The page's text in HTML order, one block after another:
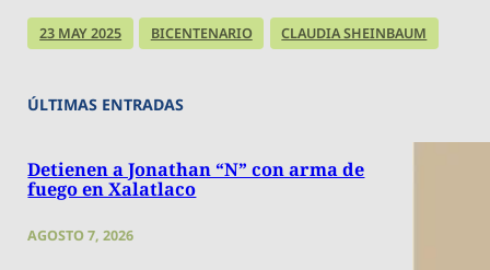
23 MAY 2025 BICENTENARIO CLAUDIA SHEINBAUM
ÚLTIMAS ENTRADAS
Detienen a Jonathan “N” con arma de
fuego en Xalatlaco
AGOSTO 7, 2026